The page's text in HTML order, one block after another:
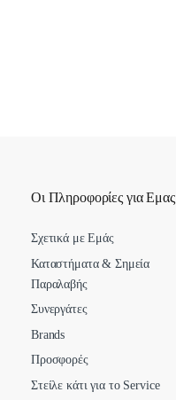
Οι Πληροφορίες για Εμας
Σχετικά με Εμάς
Καταστήματα & Σημεία
Παραλαβής
Συνεργάτες
Brands
Προσφορές
Στείλε κάτι για το Service